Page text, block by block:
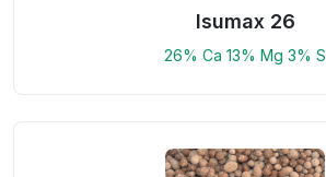
Isumax 26
26% Ca 13% Mg 3% S